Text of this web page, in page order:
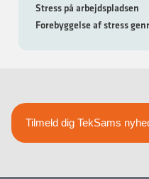
Stress på arbejdspladsen
Forebyggelse af stress
Tilmeld dig TekSams